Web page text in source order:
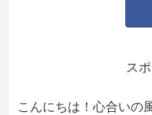
ス
こんにちは！心合いの